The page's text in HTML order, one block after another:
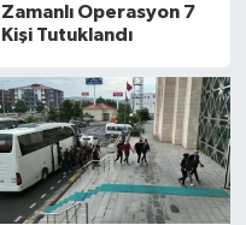
Zamanlı Operasyon 7
Kişi Tutuklandı